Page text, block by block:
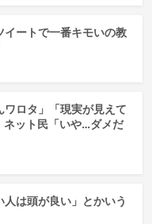
イートで一番キモいの教
ワロタ」「現実が見えて
ット民「いや…ダメだ
人は頭が良い」とかいう